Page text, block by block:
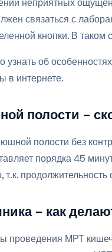
неприятных
связаться с
кнопки. В таком
узнать об
в интернете.
полости –
полости без
порядка 45
т.к.
– как
проведения МРТ